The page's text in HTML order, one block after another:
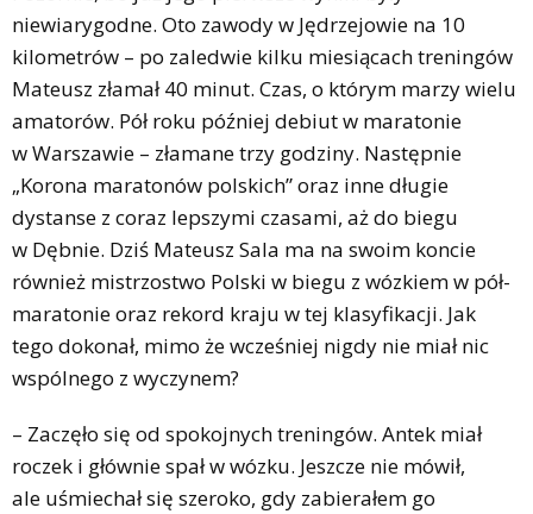
niewiarygodne. Oto zawody w Jędrzejowie na 10
kilometrów – po zaledwie kilku miesiącach treningów
Mateusz złamał 40 minut. Czas, o którym marzy wielu
amatorów. Pół roku później debiut w maratonie
w Warszawie – złamane trzy godziny. Następnie
„Korona maratonów polskich” oraz inne długie
dystanse z coraz lepszymi czasami, aż do biegu
w Dębnie. Dziś Mateusz Sala ma na swoim koncie
również mistrzostwo Polski w biegu z wózkiem w pół-
maratonie oraz rekord kraju w tej klasyfikacji. Jak
tego dokonał, mimo że wcześniej nigdy nie miał nic
wspólnego z wyczynem?
– Zaczęło się od spokojnych treningów. Antek miał
roczek i głównie spał w wózku. Jeszcze nie mówił,
ale uśmiechał się szeroko, gdy zabierałem go